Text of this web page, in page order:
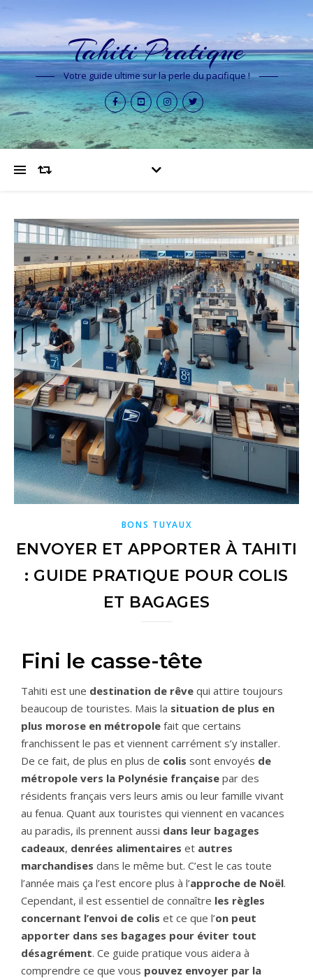
Tahiti Pratique
Votre guide ultime sur la perle du pacifique !
BONS TUYAUX
ENVOYER ET APPORTER À TAHITI
: GUIDE PRATIQUE POUR COLIS
ET BAGAGES
Fini le casse-tête
Tahiti est une destination de rêve qui attire toujours
beaucoup de touristes. Mais la situation de plus en
plus morose en métropole fait que certains
franchissent le pas et viennent carrément s’y installer.
De ce fait, de plus en plus de colis sont envoyés de
métropole vers la Polynésie française par des
résidents français vers leurs amis ou leur famille vivant
au fenua. Quant aux touristes qui viennent en vacances
au paradis, ils prennent aussi dans leur bagages
cadeaux, denrées alimentaires et autres
marchandises dans le même but. C’est le cas toute
l’année mais ça l’est encore plus à l’approche de Noël.
Cependant, il est essentiel de connaître les règles
concernant l’envoi de colis et ce que l’on peut
apporter dans ses bagages pour éviter tout
désagrément. Ce guide pratique vous aidera à
comprendre ce que vous pouvez envoyer par la